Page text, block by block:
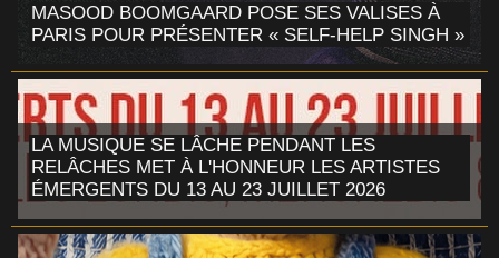
MASOOD BOOMGAARD POSE SES VALISES À
PARIS POUR PRÉSENTER « SELF-HELP SINGH »
LA MUSIQUE SE LÂCHE PENDANT LES
RELÂCHES MET À L'HONNEUR LES ARTISTES
ÉMERGENTS DU 13 AU 23 JUILLET 2026